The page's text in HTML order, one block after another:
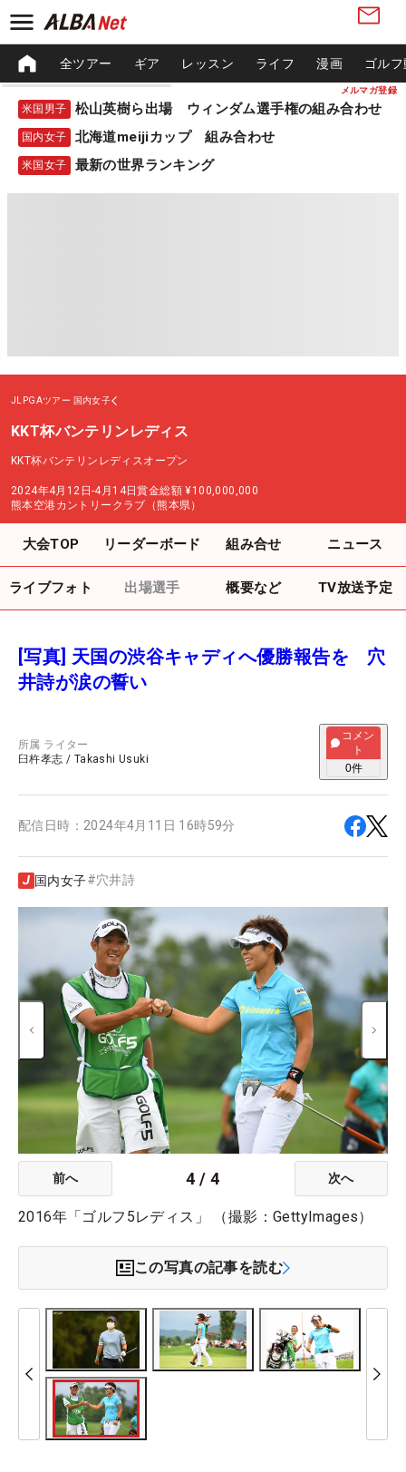
メルマガ登録
全ツアー ギア レッスン ライフ 漫画 ゴル
米国男子 松山英樹ら出場 ウィンダム選手権の組み合わせ
国内女子 北海道meijiカップ 組み合わせ
米国女子 最新の世界ランキング
JLPGAツアー 国内女子
KKT杯バンテリンレディス
KKT杯バンテリンレディスオープン
2024年4月12日-4月14日賞金総額 ¥100,000,000
熊本空港カントリークラブ（熊本県）
大会TOP リーダーボード 組み合せ ニュース
ライブフォト 出場選手 概要など TV放送予定
[写真] 天国の渋谷キャディへ優勝報告を 穴
井詩が涙の誓い
所属 ライター
臼杵孝志 / Takashi Usuki
コメン
ト
0件
配信日時： 2024年4月11日 16時59分
国内女子#穴井詩
前へ 4 /4 次へ
2016年「ゴルフ5レディス」 （撮影：GettyImages）
この写真の記事を読む